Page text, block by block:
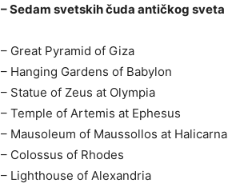
– Sedam svetskih čuda antičkog sveta
– Great Pyramid of Giza
– Hanging Gardens of Babylon
– Statue of Zeus at Olympia
– Temple of Artemis at Ephesus
– Mausoleum of Maussollos at
– Colossus of Rhodes
– Lighthouse of Alexandria